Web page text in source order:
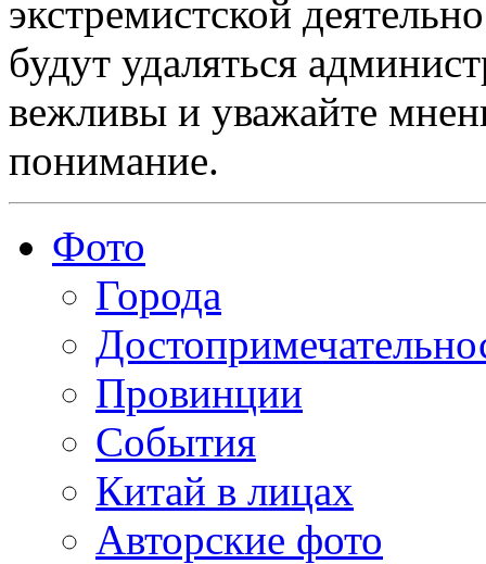
экстремистской
будут удаляться
вежливы и уважайте
понимание.
Фото
Города
Провинции
События
Китай в лицах
Авторские фото